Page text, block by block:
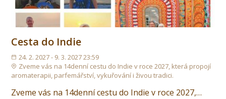
Cesta do Indie
24. 2. 2027 - 9. 3. 2027 23:59
Zveme vás na 14denní cestu do Indie v roce 2027, která propojí
aromaterapii, parfemářství, vykuřování i živou tradici.
Zveme vás na 14denní cestu do Indie v roce 2027,…